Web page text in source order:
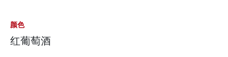
颜色
红葡萄酒